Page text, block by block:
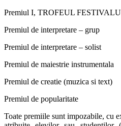
Premiul I, TROFEUL
Premiul de interpretare – grup
Premiul de interpretare – solist
Premiul de maiestrie
Premiul de creatie (muzica si
Premiul de popularitate
Toate premiile sunt impozabile, cu